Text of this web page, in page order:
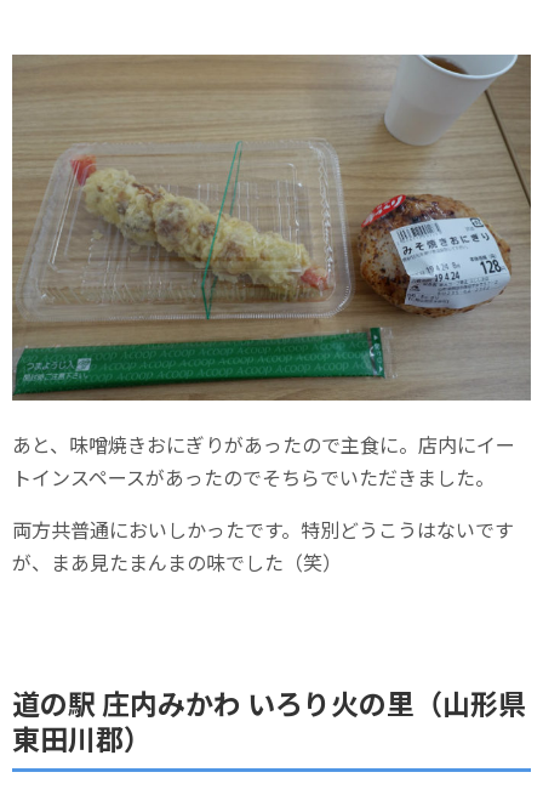
あと、味噌焼きおにぎりがあったので主食に。店内にイー
トインスペースがあったのでそちらでいただきました。
両方共普通においしかったです。特別どうこうはないです
が、まあ見たまんまの味でした（笑）
道の駅 庄内みかわ いろり火の里（山形県
東田川郡）